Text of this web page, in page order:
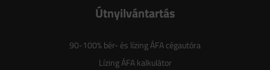
Útnyilvántartás
90-100% bér- és lízing ÁFA cégautóra
Lízing ÁFA kalkulátor